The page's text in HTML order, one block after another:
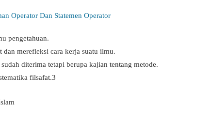
Operator Dan Statemen Operator
pengetahuan.
merefleksi cara kerja suatu ilmu.
diterima tetapi berupa kajian tentang metode.
filsafat.3